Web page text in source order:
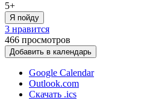
5+
Я пойду
3 нравится
466 просмотров
Добавить в календарь
Google Calendar
Outlook.com
Скачать .ics